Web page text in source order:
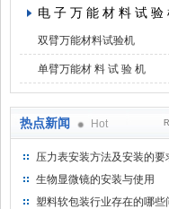
电 子 万 能 材 料 试 验
双臂万能材料试验机
单臂万能材 料 试 验 机
热点新闻 Hot
压力表安装方法及安装的要
生物显微镜的安装与使用
塑料软包装行业存在的哪些